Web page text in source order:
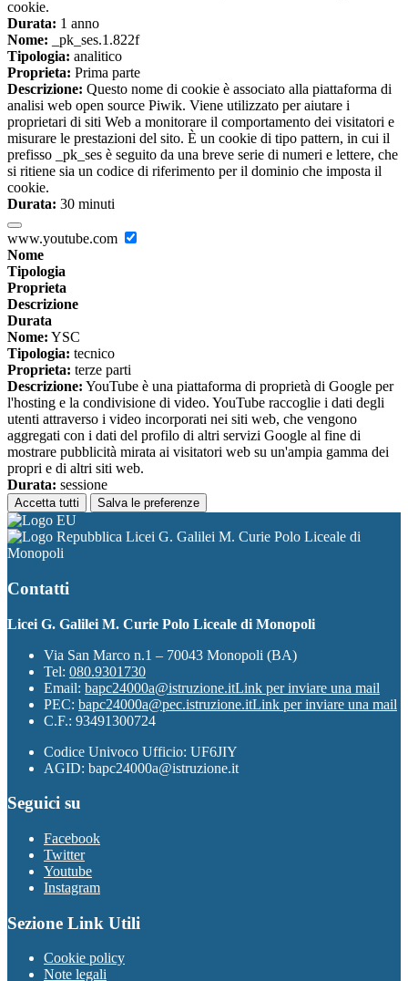
cookie.
Durata: 1 anno
Nome: _pk_ses.1.822f
Tipologia: analitico
Proprieta: Prima parte
Descrizione: Questo nome di cookie è associato alla piattaforma di
analisi web open source Piwik. Viene utilizzato per aiutare i
proprietari di siti Web a monitorare il comportamento dei visitatori e
misurare le prestazioni del sito. È un cookie di tipo pattern, in cui il
prefisso _pk_ses è seguito da una breve serie di numeri e lettere, che
si ritiene sia un codice di riferimento per il dominio che imposta il
cookie.
Durata: 30 minuti
www.youtube.com
Nome
Tipologia
Proprieta
Descrizione
Durata
Nome: YSC
Tipologia: tecnico
Proprieta: terze parti
Descrizione: YouTube è una piattaforma di proprietà di Google per
l'hosting e la condivisione di video. YouTube raccoglie i dati degli
utenti attraverso i video incorporati nei siti web, che vengono
aggregati con i dati del profilo di altri servizi Google al fine di
mostrare pubblicità mirata ai visitatori web su un'ampia gamma dei
propri e di altri siti web.
Durata: sessione
Accetta tutti Salva le preferenze
Licei G. Galilei M. Curie Polo Liceale di
Monopoli
Contatti
Licei G. Galilei M. Curie Polo Liceale di Monopoli
Via San Marco n.1 – 70043 Monopoli (BA)
Tel: 080.9301730
Email: bapc24000a@istruzione.itLink per inviare una mail
PEC: bapc24000a@pec.istruzione.itLink per inviare una mail
C.F.: 93491300724
Codice Univoco Ufficio: UF6JIY
AGID: bapc24000a@istruzione.it
Seguici su
Facebook
Twitter
Youtube
Instagram
Sezione Link Utili
Cookie policy
Note legali